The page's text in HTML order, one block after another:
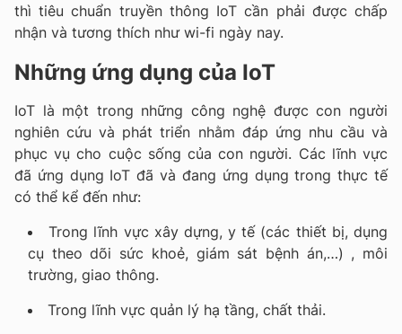
thì tiêu chuẩn truyền thông IoT cần phải được chấp
nhận và tương thích như wi-fi ngày nay.
Những ứng dụng của IoT
IoT là một trong những công nghệ được con người
nghiên cứu và phát triển nhằm đáp ứng nhu cầu và
phục vụ cho cuộc sống của con người. Các lĩnh vực
đã ứng dụng IoT đã và đang ứng dụng trong thực tế
có thể kể đến như:
Trong lĩnh vực xây dựng, y tế (các thiết bị, dụng
cụ theo dõi sức khoẻ, giám sát bệnh án,…) , môi
trường, giao thông.
Trong lĩnh vực quản lý hạ tầng, chất thải.